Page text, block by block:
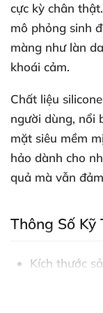
cực kỳ chân
mô phỏng sinh
màng như làn
khoái cảm.
Chất liệu
người dùng, nổi
mặt siêu mềm
hảo dành cho
quả mà vẫn
Thông Số
Kích thước
vặn tạo